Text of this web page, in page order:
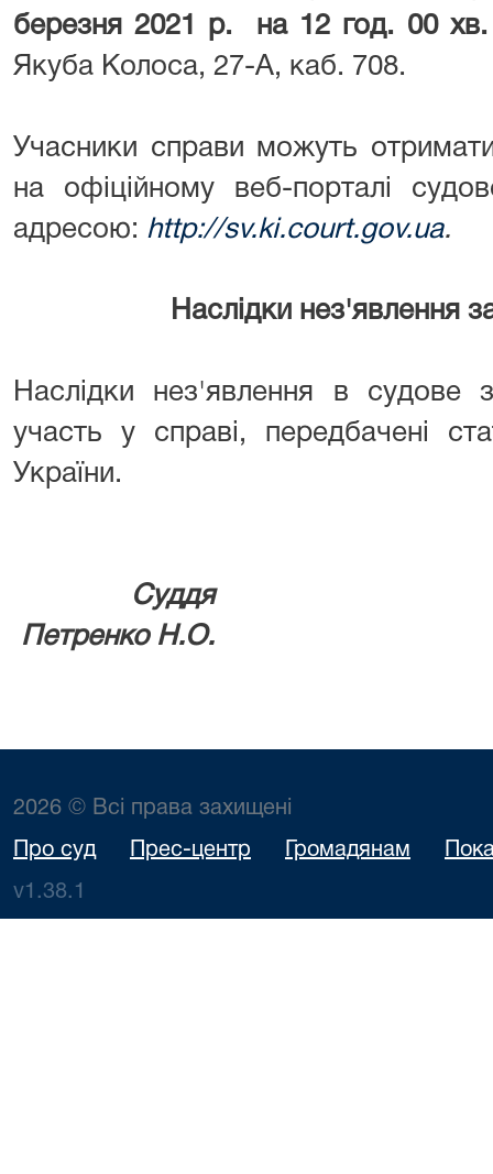
березня2021 р. на 12 год. 00 хв.
Якуба Колоса, 27-А, каб. 708.
Учасники справи можуть
на офіційному веб-порталі
адресою: http://sv.ki.court.gov.ua.
Наслідки нез'явлення
Наслідки нез'явлення в судове
участь у справі, передбачені
України.
Петренко Н.О.
2026 © Всі права захищені
Про суд Прес-центр Громадянам
v1.38.1